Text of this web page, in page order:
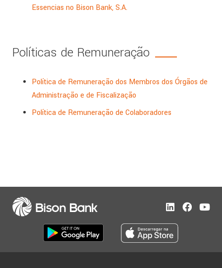
Essencias no Bison Bank, S.A.
Políticas de Remuneração
Política de Remuneração dos Membros dos Órgãos de
Administração e de Fiscalização
Política de Remuneração de Colaboradores